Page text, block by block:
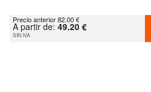
Precio anterior 82.00 €
A partir de: 49.20 €
SIN IVA